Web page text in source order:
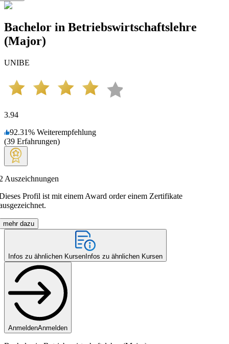
Bachelor in Betriebswirtschaftslehre
(Major)
UNIBE
3.94
92.31% Weiterempfehlung
(39 Erfahrungen)
Auszeichnungen
Profil ist mit einem Award order einem Zertifikate
mehr dazu
Infos zu ähnlichen Kursen Infos zu ähnlichen Kursen
AnmeldenAnmelden